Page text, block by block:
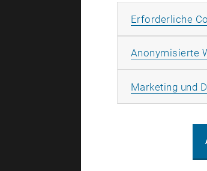
Erforderliche
Anonymisierte
Marketing und